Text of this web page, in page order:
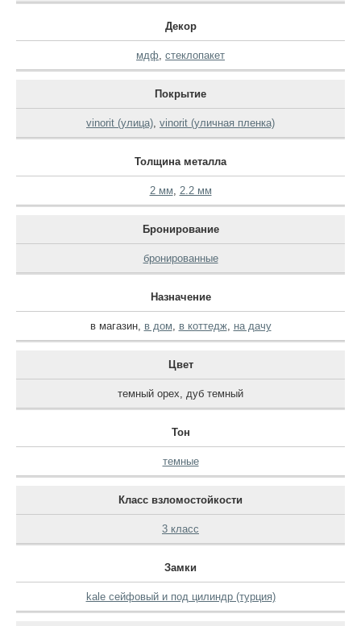
Декор
мдф, стеклопакет
Покрытие
vinorit (улица), vinorit (уличная пленка)
Толщина металла
2 мм, 2.2 мм
Бронирование
бронированные
Назначение
в магазин, в дом, в коттедж, на дачу
Цвет
темный орех, дуб темный
Тон
темные
Класс взломостойкости
3 класс
Замки
kale сейфовый и под цилиндр (турция)